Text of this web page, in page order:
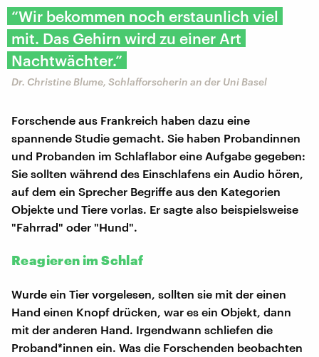
“Wir bekommen noch erstaunlich viel
mit. Das Gehirn wird zu einer Art
Nachtwächter.”
Dr. Christine Blume, Schlafforscherin an der Uni Basel
Forschende aus Frankreich haben dazu eine
spannende Studie gemacht. Sie haben Probandinnen
und Probanden im Schlaflabor eine Aufgabe gegeben:
Sie sollten während des Einschlafens ein Audio hören,
auf dem ein Sprecher Begriffe aus den Kategorien
Objekte und Tiere vorlas. Er sagte also beispielsweise
"Fahrrad" oder "Hund".
Reagieren im Schlaf
Wurde ein Tier vorgelesen, sollten sie mit der einen
Hand einen Knopf drücken, war es ein Objekt, dann
mit der anderen Hand. Irgendwann schliefen die
Proband*innen ein. Was die Forschenden beobachten